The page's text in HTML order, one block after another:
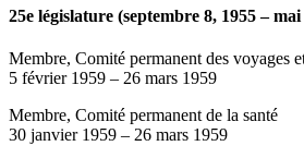
25e législature (septembre 8, 1955 – mai
Membre, Comité permanent des voyages
5 février 1959 – 26 mars 1959
Membre, Comité permanent de la santé
30 janvier 1959 – 26 mars 1959